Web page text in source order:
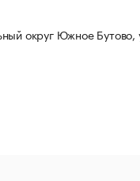
округ Южное